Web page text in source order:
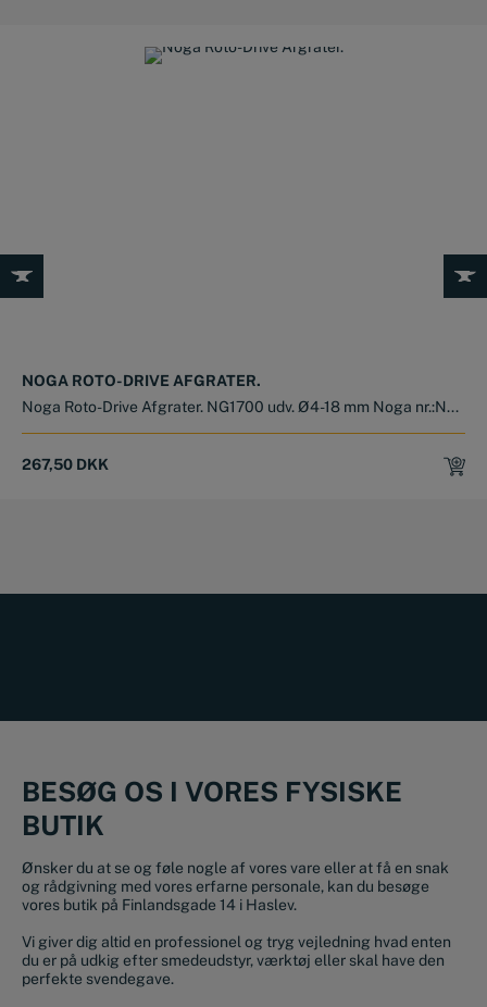
NOGA ROTO-DRIVE AFGRATER.
Noga Roto-Drive Afgrater. NG1700 udv. Ø4-18 mm Noga nr.:N...
267,50 DKK
BESØG OS I VORES FYSISKE
BUTIK
Ønsker du at se og føle nogle af vores vare eller at få en snak
og rådgivning med vores erfarne personale, kan du besøge
vores butik på Finlandsgade 14 i Haslev.
Vi giver dig altid en professionel og tryg vejledning hvad enten
du er på udkig efter smedeudstyr, værktøj eller skal have den
perfekte svendegave.